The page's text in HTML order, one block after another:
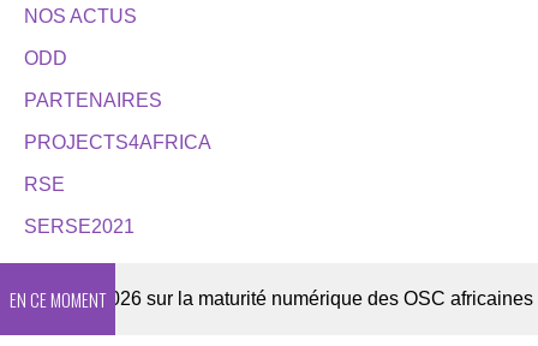
NOS ACTUS
ODD
PARTENAIRES
PROJECTS4AFRICA
RSE
SERSE2021
EN CE MOMENT
2026 sur la maturité numérique des OSC africaines